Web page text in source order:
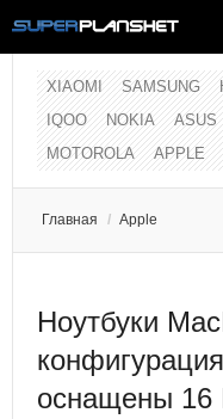
XIAOMI SAMSUNG
IQOO
NOKIA ASUS
MOTOROLA
APPLE
Главная / Apple
Ноутбуки
оснащены 16